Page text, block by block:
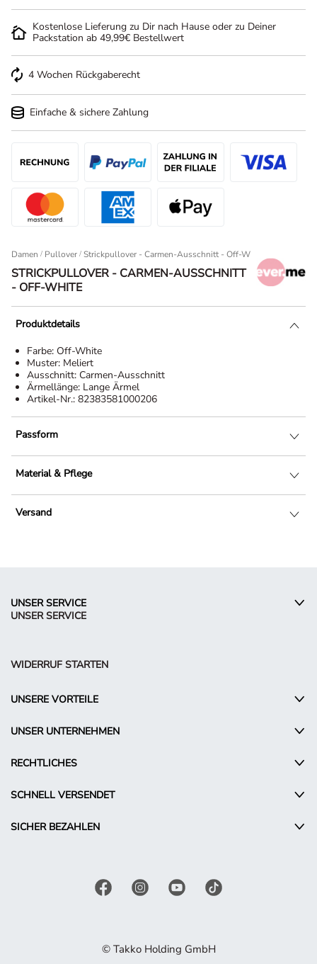
Kostenlose Lieferung zu Dir nach Hause oder zu Deiner
Packstation ab 49,99€ Bestellwert
4 Wochen Rückgaberecht
Einfache & sichere Zahlung
Damen / Pullover Strickpullover - Carmen-Ausschnitt - Off-White
STRICKPULLOVER - CARMEN-AUSSCHNITT
- OFF-WHITE
Produktdetails
Farbe: Off-White
Muster: Meliert
Ausschnitt: Carmen-Ausschnitt
Ärmellänge: Lange Ärmel
Artikel-Nr.: 82383581000206
Passform
Material & Pflege
Versand
UNSER SERVICE
UNSER SERVICE
WIDERRUF STARTEN
UNSERE VORTEILE
UNSER UNTERNEHMEN
RECHTLICHES
SCHNELL VERSENDET
SICHER BEZAHLEN
© Takko Holding GmbH